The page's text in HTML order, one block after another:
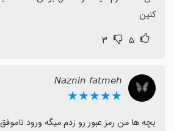
کنین
۵ ۳
𝘕𝘢𝘻𝘯𝘪𝘯 𝘧𝘢𝘵𝘮𝘦𝘩
★★★★★
بچه ها من رمز عبور رو زدم میگه ورود